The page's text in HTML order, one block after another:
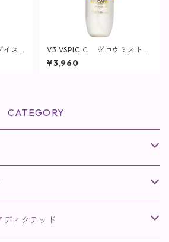
イス
ケ
V3 VSPIC Ｃ グロウミスト
【SPICARE／スピケア】
¥3,960
CATEGORY
ディクテッド